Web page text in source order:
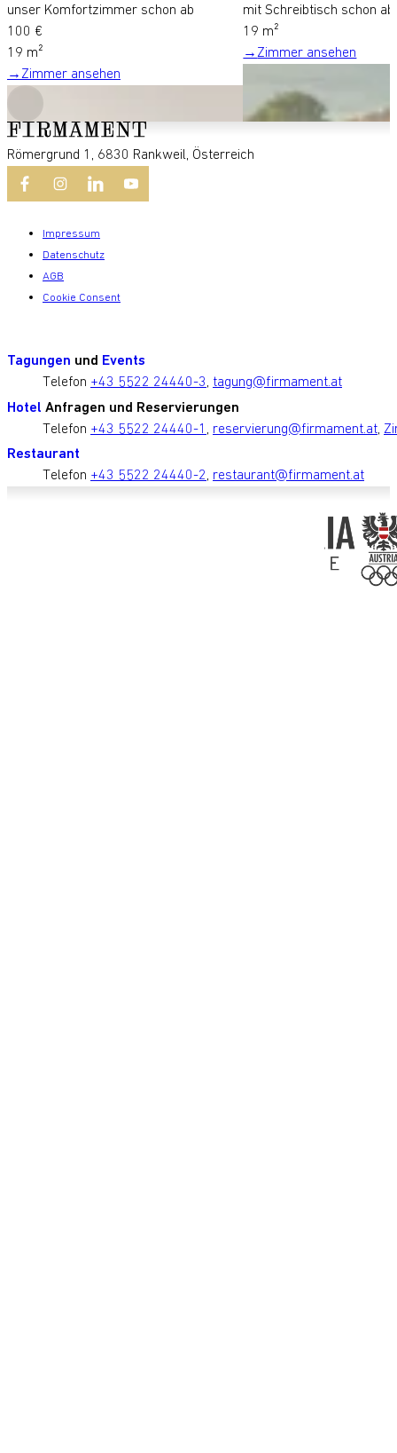
unser Komfortzimmer schon ab
100 €
19 m²
Zimmer ansehen
mit Schreibtisch schon
19 m²
Zimmer ansehen
Römergrund 1, 6830 Rankweil, Österreich
Impressum
Datenschutz
AGB
Cookie Consent
Tagungen und Events
Telefon +43 5522 24440-3, tagung@firmament.at
Hotel Anfragen und Reservierungen
Telefon +43 5522 24440-1 , reservierung@firmament.at,
Restaurant
Telefon +43 5522 24440-2, restaurant@firmament.at